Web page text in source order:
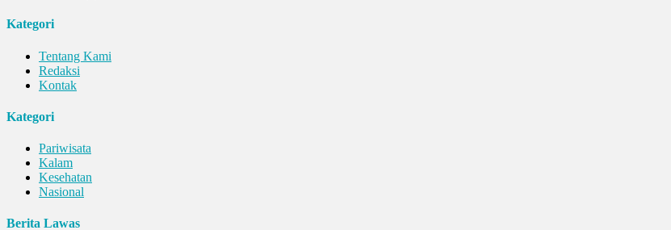
Kategori
Tentang Kami
Redaksi
Kontak
Kategori
Pariwisata
Kalam
Kesehatan
Nasional
Berita Lawas